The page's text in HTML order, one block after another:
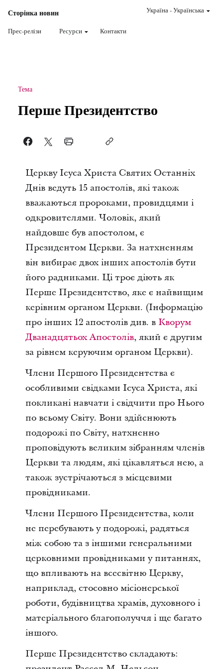
Сторінка новин
Прес-релізи Ресурси Контакти
Україна-Українська
Тема
Перше Президентство
Церкву Ісуса Христа Святих Останніх
Днів ведуть 15 апостолів, які також
вважаються пророками, провидцями і
одкровителями. Чоловік, який
найдовше був апостолом, є
Президентом Церкви. За натхненням
він вибирає двох інших апостолів бути
його радниками. Ці троє діють як
Перше Президентство, яке є найвищим
керівним органом Церкви. (Інформацію
про інших 12 апостолів див. в Кворум
Дванадцятьох Апостолів, який є другим
за рівнем керуючим органом Церкви).
Члени Першого Президентства є
особливими свідками Ісуса Христа, які
покликані навчати і свідчити про Нього
по всьому Світу. Вони здійснюють
подорожі по Світу, натхненно
проповідують великим зібранням членів
Церкви та людям, які цікавляться нею, а
також зустрічаються з місцевими
провідниками.
Члени Першого Президентства, коли
не перебувають у подорожі, радяться
між собою та з іншими генеральними
церковними провідниками у питаннях,
що впливають на всесвітню Церкву,
наприклад, стосовно місіонерської
роботи, будівництва храмів, духовного і
матеріального благополуччя і ще багато
іншого.
Перше Президентство складають: